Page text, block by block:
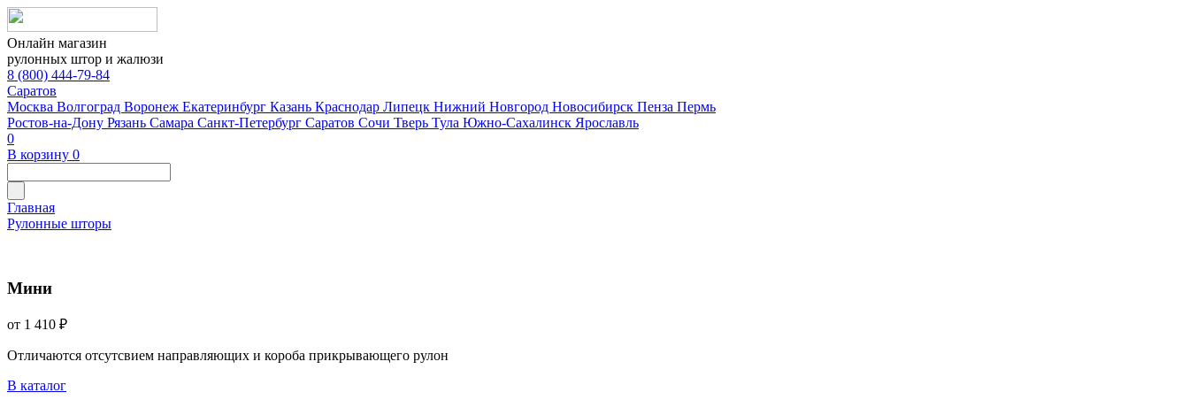
Онлайн магазин
рулонных штор и жалюзи
8 (800) 444-79-84
Саратов
Москва Волгоград Воронеж Екатеринбург Казань Краснодар Липецк Нижний Новгород Новосибирск Пенза Пермь
Ростов-на-Дону Рязань Самара Санкт-Петербург Саратов Сочи Тверь Тула Южно-Сахалинск Ярославль
0
В корзину 0
Главная
Рулонные шторы
Мини
от 1 410 ₽
Отличаются отсутсвием направляющих и короба прикрывающего рулон
В каталог